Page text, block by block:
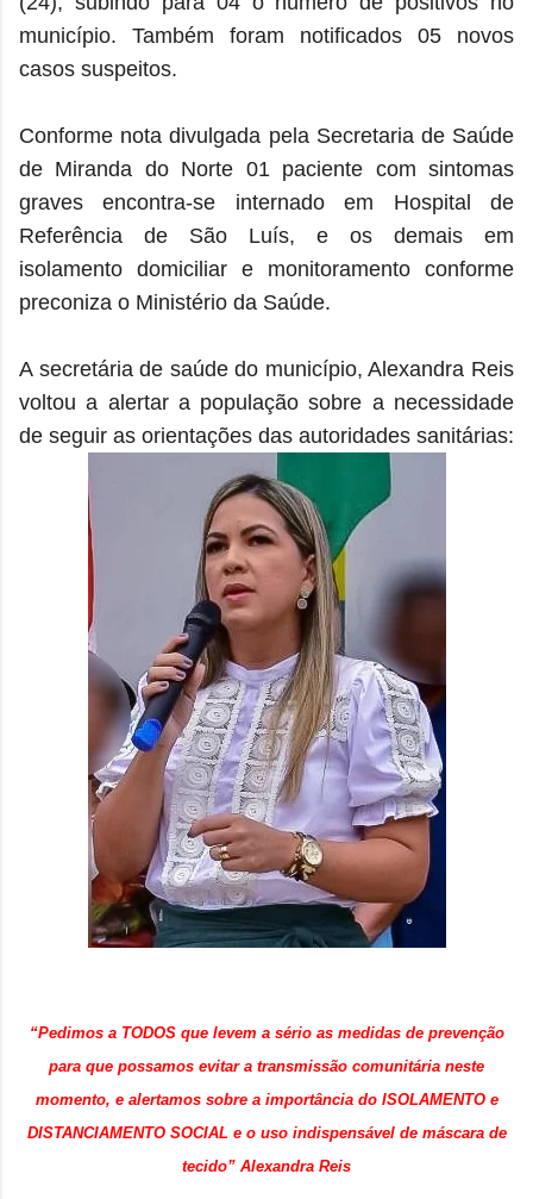
município. Também foram notificados 05 novos
casos suspeitos.
Conforme nota divulgada pela Secretaria de Saúde
de Miranda do Norte 01 paciente com sintomas
graves encontra-se internado em Hospital de
Referência de São Luís, e os demais em
isolamento domiciliar e monitoramento conforme
preconiza o Ministério da Saúde.
A secretária de saúde do município, Alexandra Reis
voltou a alertar a população sobre a necessidade
de seguir as orientações das autoridades sanitárias:
“Pedimos a TODOS que levem a sério as medidas de prevenção
para que possamos evitar a transmissão comunitária neste
momento, e alertamos sobre a importância do ISOLAMENTO e
DISTANCIAMENTO SOCIAL e o uso indispensável de máscara de
tecido” Alexandra Reis